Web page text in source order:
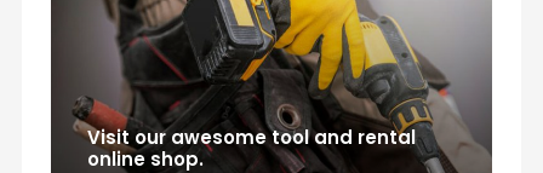
Visit our awesome tool and rental
online shop.